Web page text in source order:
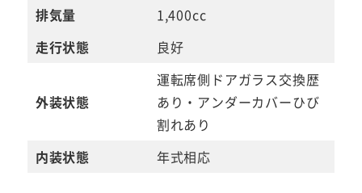
排気量
1,400cc
走行状態
良好
外装状態
運転席側ドアガラス交換歴
あり・アンダーカバーひび
割れあり
内装状態
年式相応